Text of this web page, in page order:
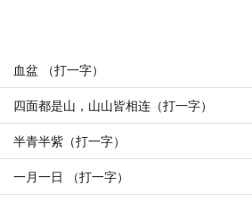
血盆 （打一字）
四面都是山，山山皆相连（打一字）
半青半紫（打一字）
一月一日 （打一字）